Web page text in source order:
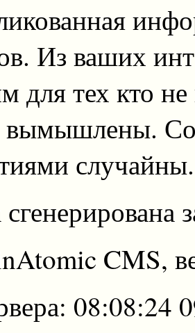
Из ваших
для тех кто
вымышлены.
случайны.
CMS,
08:08:24